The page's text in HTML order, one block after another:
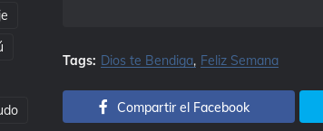
Tags: Dios te Bendiga Feliz Semana
Compartir el Facebook